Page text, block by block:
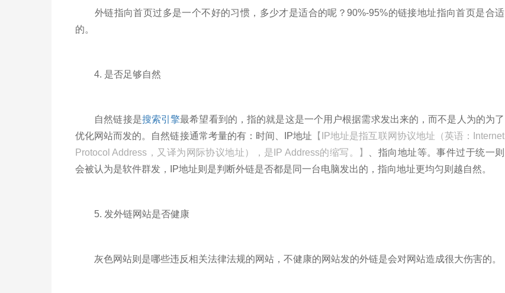
外链指向首页过多是一个不好的习惯，多少才是适合的呢？90%-95%的链接地址指向首页是合适
的。
4. 是否足够自然
自然链接是搜索引擎最希望看到的，指的就是这是一个用户根据需求发出来的，而不是人为的为了
优化网站而发的。自然链接通常考量的有：时间、IP地址 【IP地址是指互联网协议地址（英语：Internet
Protocol Address，又译为网际协议地址），是IP Address的缩写。】
、指向地址等。事件过于统一则
会被认为是软件群发，IP地址则是判断外链是否都是同一台电脑发出的，指向地址更均匀则越自然。
5. 发外链网站是否健康
灰色网站则是哪些违反相关法律法规的网站，不健康的网站发的外链是会对网站造成很大伤害的。